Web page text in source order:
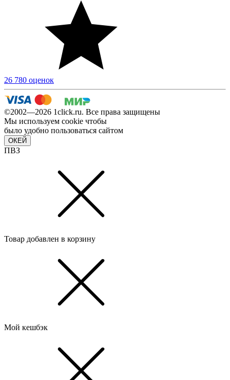
26 780 оценок
©2002—2026 1сlick.ru. Все права защищены
Мы используем cookie чтобы
было удобно пользоваться сайтом
ОКЕЙ
ПВЗ
Товар добавлен в корзину
Мой кешбэк